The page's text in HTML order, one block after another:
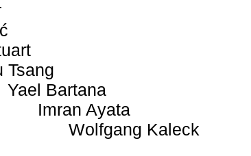
Tsang
Yael Bartana
Imran Ayata
Wolfgang Kaleck